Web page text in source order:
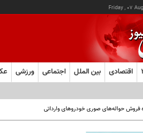
Friday , 07
اقتصادی بین الملل اجتماعی ورزشی
فروش حواله‌های صوری خودروهای وارداتی